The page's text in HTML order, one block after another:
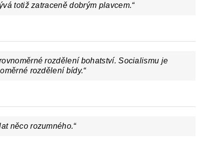
totiž zatraceně dobrým plavcem.“
rozdělení bohatství. Socialismu je
rozdělení bídy.“
něco rozumného.“